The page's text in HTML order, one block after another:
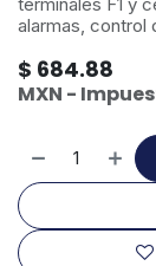
alarmas, control
$ 684.88
MXN -